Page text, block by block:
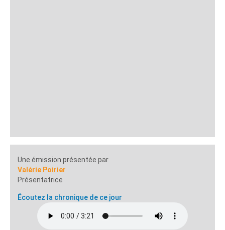
Une émission présentée par
Valérie Poirier
Présentatrice
Écoutez la chronique de ce jour